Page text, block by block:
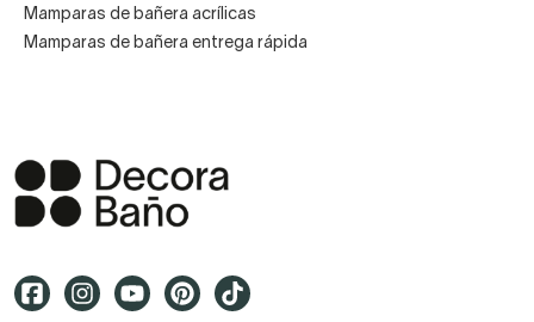
Mamparas de bañera acrílicas
Mamparas de bañera entrega rápida